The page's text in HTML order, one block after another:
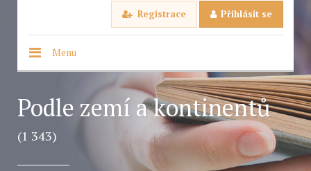
Registrace Přihlásit se
Menu
Podle zemí a kontinentů
(1 343)